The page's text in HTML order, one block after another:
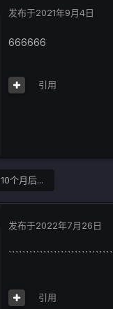
发布于2021年9月4日
666666
引用
10个月后...
发布于2022年7月26日
引用